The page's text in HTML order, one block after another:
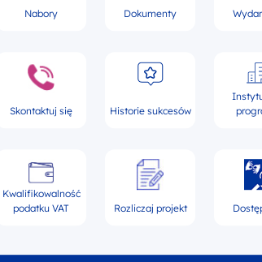
Nabory Dokumenty
Skontaktuj się Historie sukcesów
Kwalifikowalność
podatku VAT
Rozliczaj projekt